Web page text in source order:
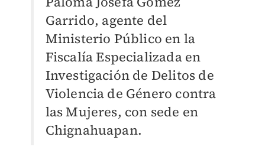
Garrido, agente del
Ministerio Público en la
Fiscalía Especializada en
Investigación de Delitos de
Violencia de Género contra
las Mujeres, con sede en
Chignahuapan.